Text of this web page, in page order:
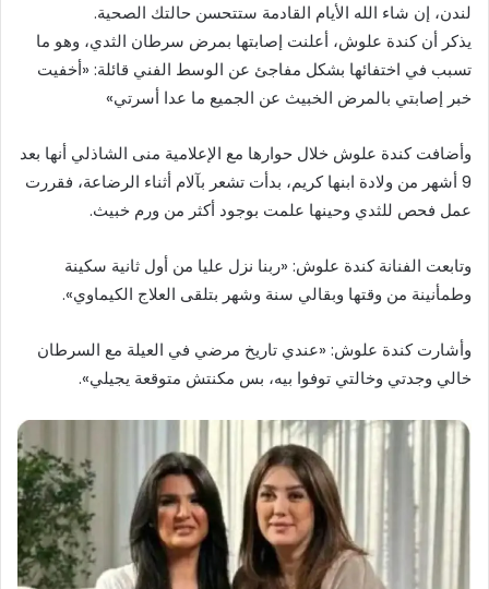
لندن، إن شاء الله الأيام القادمة ستتحسن حالتك الصحية.
يذكر أن كندة علوش، أعلنت إصابتها بمرض سرطان الثدي، وهو ما
تسبب في اختفائها بشكل مفاجئ عن الوسط الفني قائلة: «أخفيت
خبر إصابتي بالمرض الخبيث عن الجميع ما عدا أسرتي»
وأضافت كندة علوش خلال حوارها مع الإعلامية منى الشاذلي أنها بعد
9 أشهر من ولادة ابنها كريم، بدأت تشعر بآلام أثناء الرضاعة، فقررت
عمل فحص للثدي وحينها علمت بوجود أكثر من ورم خبيث.
وتابعت الفنانة كندة علوش: «ربنا نزل عليا من أول ثانية سكينة
وطمأنينة من وقتها وبقالي سنة وشهر بتلقى العلاج الكيماوي».
وأشارت كندة علوش: «عندي تاريخ مرضي في العيلة مع السرطان
خالي وجدتي وخالتي توفوا بيه، بس مكنتش متوقعة يجيلي».